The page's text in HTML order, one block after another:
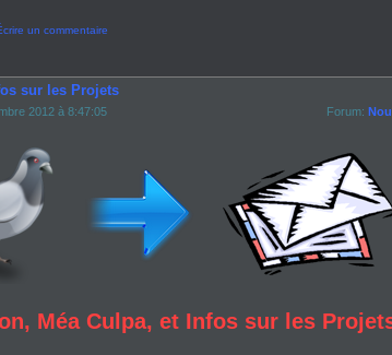
un commentaire
sur les Projets
2012 à 8:47:05 Forum:
Méa Culpa, et Infos sur les